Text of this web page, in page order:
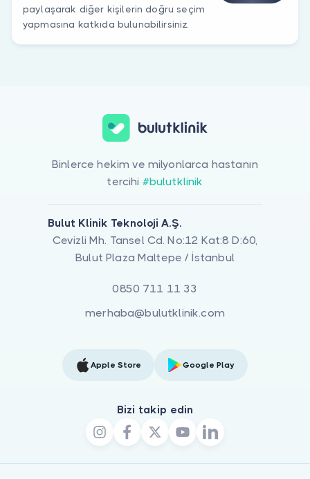
paylaşarak diğer kişilerin doğru seçim
yapmasına katkıda bulunabilirsiniz.
Binlerce hekim ve milyonlarca hastanın
tercihi #bulutklinik
Bulut Klinik Teknoloji A.Ş.
Cevizli Mh. Tansel Cd. No:12 Kat:8 D:60,
Bulut Plaza Maltepe / İstanbul
0850 711 11 33
merhaba@bulutklinik.com
Apple Store Google Play
Bizi takip edin